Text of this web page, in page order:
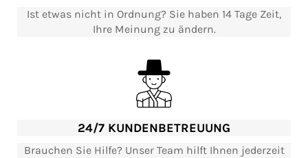
Ist etwas nicht in Ordnung? Sie haben 14 Tage Zeit,
Ihre Meinung zu ändern.
24/7 KUNDENBETREUUNG
Brauchen Sie Hilfe? Unser Team hilft Ihnen jederzeit